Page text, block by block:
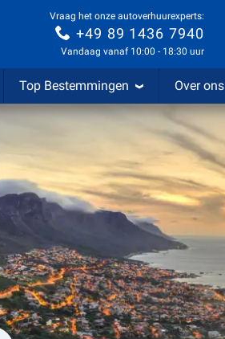
Vraag het onze autoverhuurexperts:
+49 89 1436 7940
Vandaag vanaf 10:00 - 18:30 uur
Top Bestemmingen Over ons